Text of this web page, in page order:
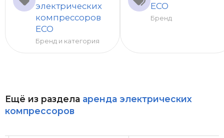
электрических
компрессоров
ECO
Бренд и категория
ECO
Бренд
Ещё из раздела аренда электрических
компрессоров